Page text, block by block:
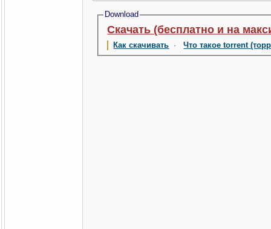
Download
Скачать (бесплатно и на
Как скачивать ·Что такое torrent